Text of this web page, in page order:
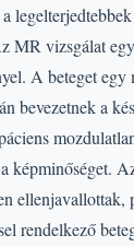
MR vizsgálat
A beteget egy
bevezetnek a
képminőséget.
ellenjavallottak,
rendelkező